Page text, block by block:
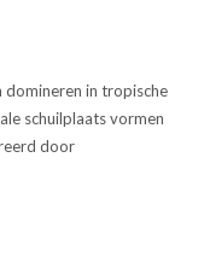
domineren in tropische
schuilplaats vormen
door